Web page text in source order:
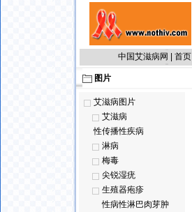
中国艾滋病网 首页
图片
艾滋病图片
艾滋病
性传播性疾病
淋病
梅毒
尖锐湿疣
生殖器疱疹
性病性淋巴肉芽肿